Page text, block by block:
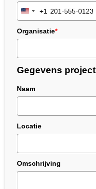
United
+1
+1
Organisatie*
Gegevens project
Naam
Locatie
Omschrijving